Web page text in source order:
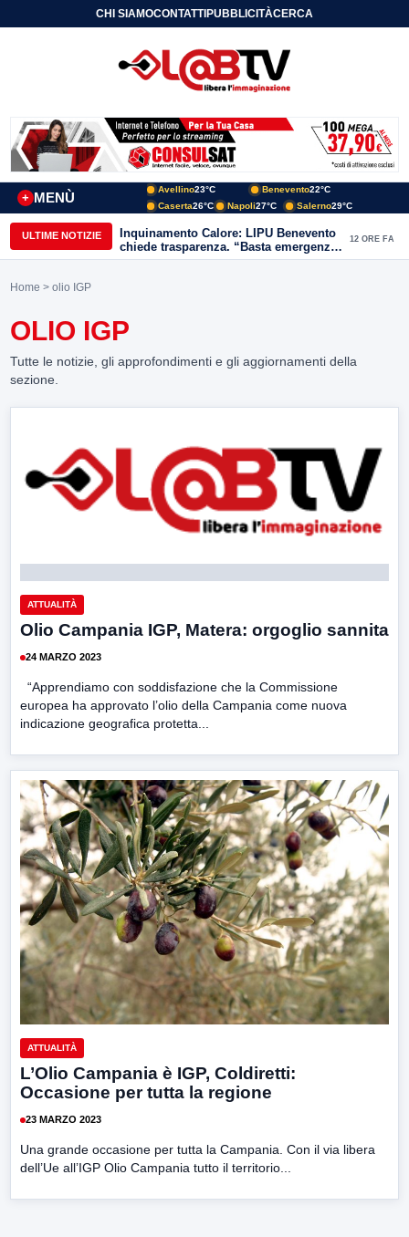
CHI SIAMOCONTATTIPUBBLICITÀCERCA
MENÙ
+
Avellino23°C Benevento22°C
Caserta26°C Napoli27°C Salerno29°C
ULTIME NOTIZIE
Inquinamento Calore: LIPU Benevento
chiede trasparenza. “Basta emergenze:
non possiamo continuare a trattare i
12 ORE FA
Home > olio IGP
OLIO IGP
Tutte le notizie, gli approfondimenti e gli aggiornamenti della
sezione.
ATTUALITÀ
Olio Campania IGP, Matera: orgoglio sannita
24 MARZO 2023
“Apprendiamo con soddisfazione che la Commissione
europea ha approvato l’olio della Campania come nuova
indicazione geografica protetta...
ATTUALITÀ
L’Olio Campania è IGP, Coldiretti:
Occasione per tutta la regione
23 MARZO 2023
Una grande occasione per tutta la Campania. Con il via libera
dell’Ue all’IGP Olio Campania tutto il territorio...